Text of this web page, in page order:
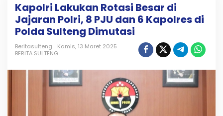
p
o
l
r
i
u
k
a
n
Kapolri Lakukan Rotasi Besar di
Jajaran Polri, 8 PJU dan 6 Kapolres di
Polda Sulteng Dimutasi
Beritasulteng
Kamis, 13 Maret 2025
BERITA SULTENG